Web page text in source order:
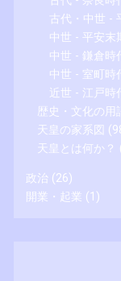
古代・中世 -
中世 - 平安末
中世 - 鎌倉時
中世 - 室町時
近世 - 江戸時
歴史・文化の用
天皇の家系図
天皇とは何か？
政治 (26)
開業・起業 (1)